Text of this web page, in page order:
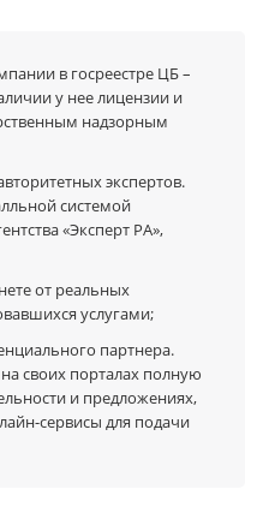
в госреестре ЦБ –
у нее лицензии и
надзорным
экспертов.
системой
«Эксперт РА»,
от реальных
услугами;
партнера.
своих порталах полную
и предложениях,
сервисы для подачи